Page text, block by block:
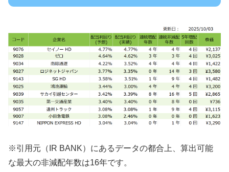
※引用元（IR BANK）にあるデータの都合上、算出可能
な最大の非減配年数は16年です。